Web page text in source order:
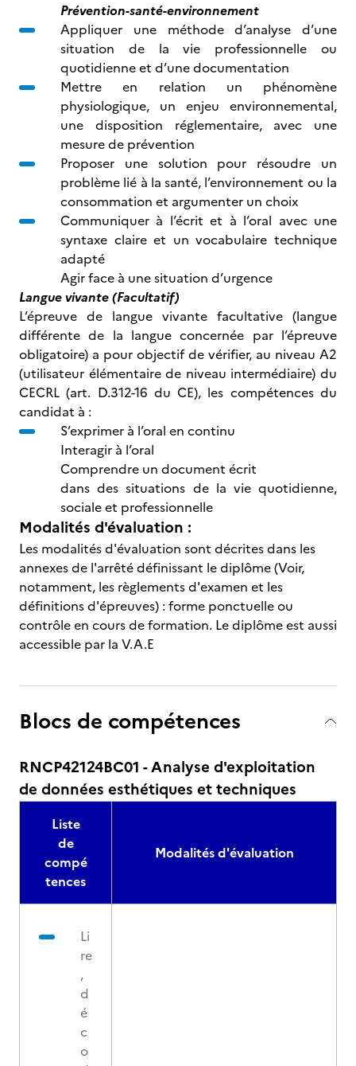
Prévention-santé-environnement
Appliquer une méthode d’analyse d’une
situation de la vie professionnelle ou
quotidienne et d’une documentation
Mettre en relation un phénomène
physiologique, un enjeu environnemental,
une disposition réglementaire, avec une
mesure de prévention
Proposer une solution pour résoudre un
problème lié à la santé, l’environnement ou la
consommation et argumenter un choix
Communiquer à l’écrit et à l’oral avec une
syntaxe claire et un vocabulaire technique
adapté
Agir face à une situation d’urgence
Langue vivante (Facultatif)
L’épreuve de langue vivante facultative (langue
différente de la langue concernée par l’épreuve
obligatoire) a pour objectif de vérifier, au niveau A2
(utilisateur élémentaire de niveau intermédiaire) du
CECRL (art. D.312-16 du CE), les compétences du
candidat à :
S’exprimer à l’oral en continu
Interagir à l’oral
Comprendre un document écrit
dans des situations de la vie quotidienne,
sociale et professionnelle
Modalités d'évaluation :
Les modalités d'évaluation sont décrites dans les
annexes de l'arrêté définissant le diplôme (Voir,
notamment, les règlements d'examen et les
définitions d'épreuves) : forme ponctuelle ou
contrôle en cours de formation. Le diplôme est aussi
accessible par la V.A.E
Blocs de compétences
RNCP42124BC01 - Analyse d'exploitation
de données esthétiques et techniques
Liste
de
compé
tences
Modalités d'évaluation
Li
re
,
d
é
c
o